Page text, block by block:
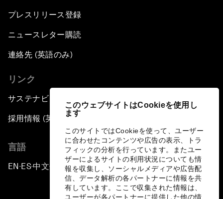
このウェブサイトはCookieを使用し
ます
このサイトではCookieを使って、ユーザー
に合わせたコンテンツや広告の表示、トラ
フィックの分析を行っています。またユー
ザーによるサイトの利用状況についても情
報を収集し、ソーシャルメディアや広告配
信、データ解析の各パートナーに情報を共
有しています。ここで収集された情報は、
ユーザーが各パートナーに提供した他の情
プレスリリース登録
ニュースレター購読
連絡先 (英語のみ)
リンク
サステナビリティへの取り組み
採用情報 (英語のみ)
言語
EN ▪ES▪中文▪ 日本語